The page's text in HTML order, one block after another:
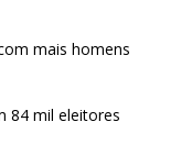
mais homens
84 mil eleitores